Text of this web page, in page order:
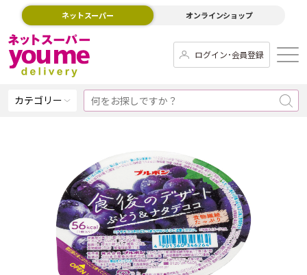
ネットスーパー オンラインショップ
ログイン･会員登録
カテゴリー